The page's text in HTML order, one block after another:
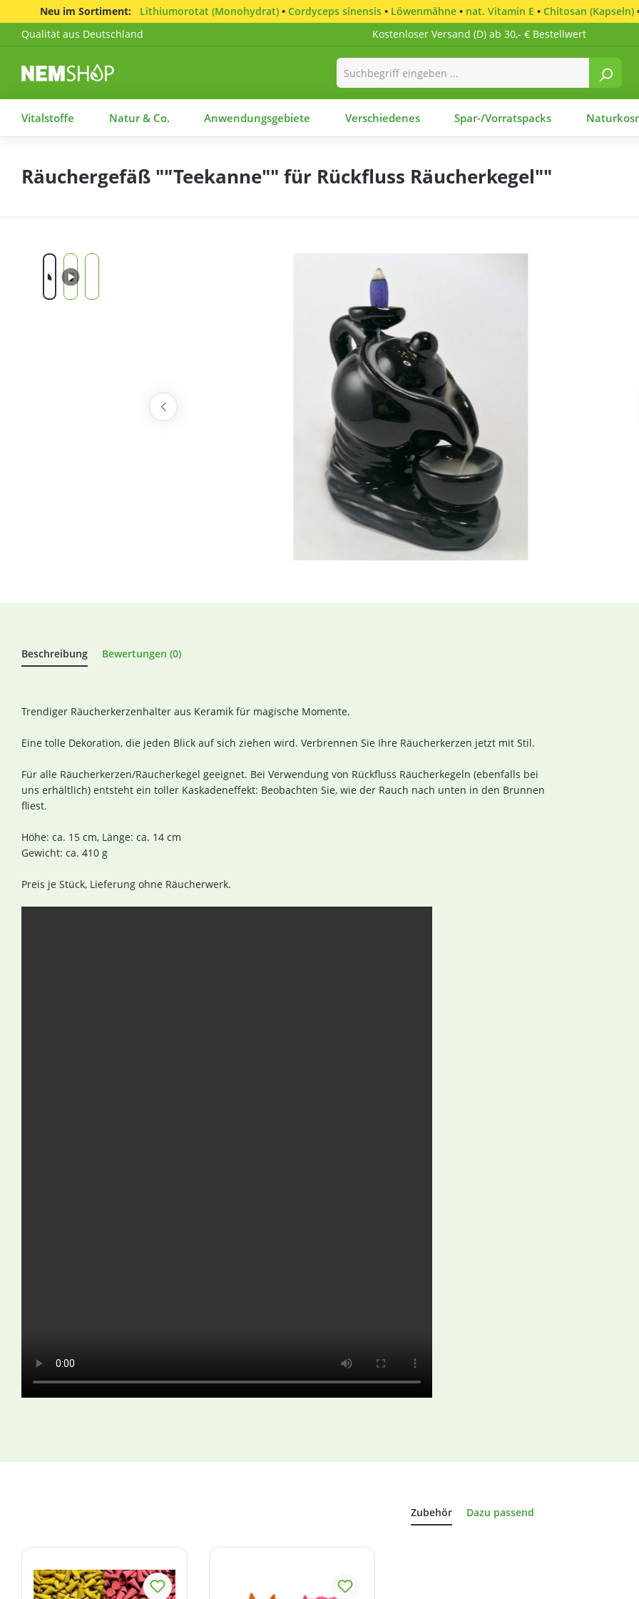
Neu im Sortiment: Lithiumorotat (Monohydrat) • Cordyceps sinensis • Löwenmähne • nat. Vitamin E • Chitosan (Kapseln)
Qualität aus Deutschland
Kostenloser Versand (D) ab 30,- € Bestellwert
Vitalstoffe Natur & Co. Anwendungsgebiete Verschiedenes Spar-/Vorratspacks
Räuchergefäß ""Teekanne"" für Rückfluss Räucherkegel""
Bildergalerie überspringen
Beschreibung Bewertungen (0)
Trendiger Räucherkerzenhalter aus Keramik für magische Momente.
Eine tolle Dekoration, die jeden Blick auf sich ziehen wird. Verbrennen Sie Ihre Räucherkerzen jetzt mit Stil.
Für alle Räucherkerzen/Räucherkegel geeignet. Bei Verwendung von Rückfluss Räucherkegeln (ebenfalls bei
uns erhältlich) entsteht ein toller Kaskadeneffekt: Beobachten Sie, wie der Rauch nach unten in den Brunnen
fliest.
Höhe: ca. 15 cm, Länge: ca. 14 cm
Gewicht: ca. 410 g
Preis je Stück, Lieferung ohne Räucherwerk.
Produktgalerie überspringen